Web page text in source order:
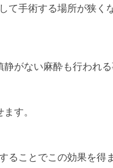
て手術する場所が狭く
がない麻酔も行われる
す。
ることでこの効果を得